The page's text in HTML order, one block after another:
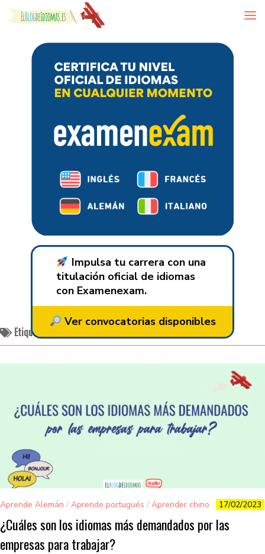
Skip to content
Impulsa tu carrera con una
titulación oficial de idiomas
con Examenexam.
Ver convocatorias disponibles
Etiquetado:
Aprende Alemán / Aprende portugués / Aprender chino
Aprender francés / Aprender idiomas Aprender inglés
17/02/2023
¿Cuáles son los idiomas más demandados por las
empresas para trabajar?